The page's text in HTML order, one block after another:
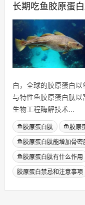
长期吃鱼胶原蛋
白，全球的胶原蛋白
与特性鱼胶原蛋白肽以
生物工程酶解技术...
鱼胶原蛋白肽 鱼胶原
鱼胶原蛋白肽能增加骨密
鱼胶原蛋白肽有什么作用
胶原蛋白禁忌和注意事项